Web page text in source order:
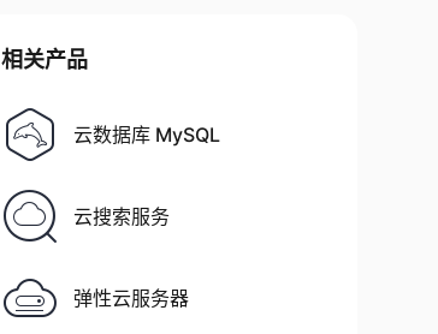
相关产品
云数据库 MySQL
云搜索服务
弹性云服务器